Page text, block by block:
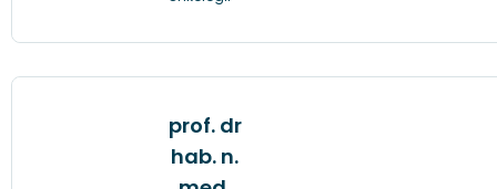
prof. dr
hab. n.